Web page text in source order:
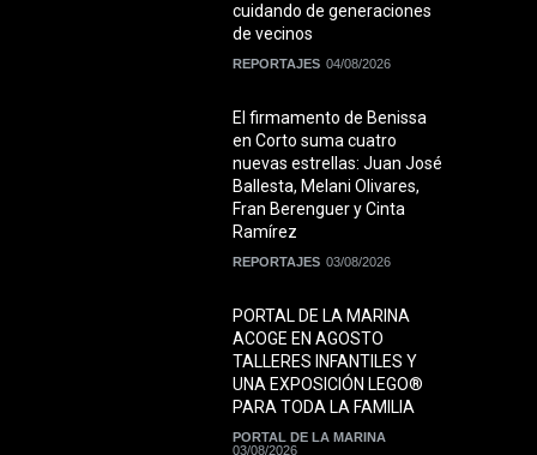
cuidando de generaciones
de vecinos
REPORTAJES 04/08/2026
El firmamento de Benissa
en Corto suma cuatro
nuevas estrellas: Juan José
Ballesta, Melani Olivares,
Fran Berenguer y Cinta
Ramírez
REPORTAJES 03/08/2026
PORTAL DE LA MARINA
ACOGE EN AGOSTO
TALLERES INFANTILES Y
UNA EXPOSICIÓN LEGO®
PARA TODA LA FAMILIA
PORTAL DE LA MARINA
03/08/2026